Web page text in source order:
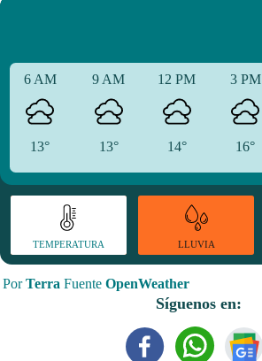
6 AM
13°
9 AM
13°
12 PM
14°
3 PM
16°
TEMPERATURA LLUVIA
PorTerra Fuente OpenWeather
Síguenos en: